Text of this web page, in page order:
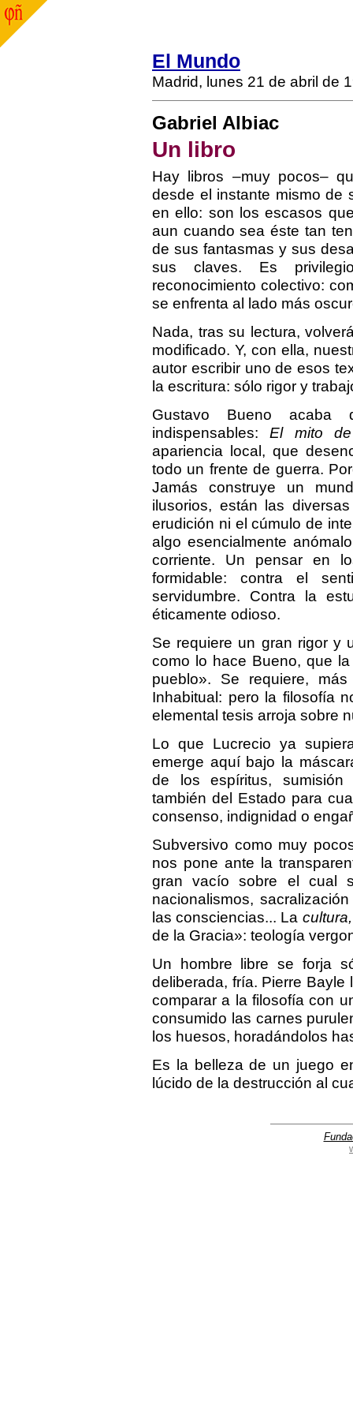
El Mundo
Madrid, lunes 21 de abril de
Gabriel Albiac
Un libro
Hay libros –muy pocos–
desde el instante mismo de
en ello: son los escasos
aun cuando sea éste tan
de sus fantasmas y sus
sus claves. Es
reconocimiento colectivo:
se enfrenta al lado más
Nada, tras su lectura,
modificado. Y, con ella,
autor escribir uno de esos
la escritura: sólo rigor y
Gustavo Bueno
indispensables:El mito
apariencia local, que
todo un frente de guerra.
Jamás construye un
ilusorios, están las
erudición ni el cúmulo de
algo esencialmente
corriente. Un pensar en
formidable: contra el
servidumbre. Contra la
éticamente odioso.
Se requiere un gran rigor y
como lo hace Bueno, que
pueblo». Se requiere,
Inhabitual: pero la filosofía
elemental tesis arroja sobre
Lo que Lucrecio ya
emerge aquí bajo la
de los espíritus, sumisión
también del Estado para
consenso, indignidad o
Subversivo como muy
nos pone ante la
gran vacío sobre el cual
nacionalismos,
las consciencias... La cultura,
de la Gracia»: teología
Un hombre libre se forja
deliberada, fría. Pierre
comparar a la filosofía con
consumido las carnes
los huesos, horadándolos
Es la belleza de un juego
lúcido de la destrucción al